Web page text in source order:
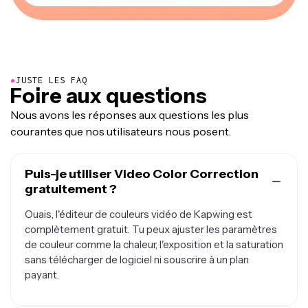
●JUSTE LES FAQ
Foire aux questions
Nous avons les réponses aux questions les plus
courantes que nos utilisateurs nous posent.
Puis-je utiliser Video Color Correction
gratuitement ?
Ouais, l'éditeur de couleurs vidéo de Kapwing est
complètement gratuit. Tu peux ajuster les paramètres
de couleur comme la chaleur, l'exposition et la saturation
sans télécharger de logiciel ni souscrire à un plan
payant.